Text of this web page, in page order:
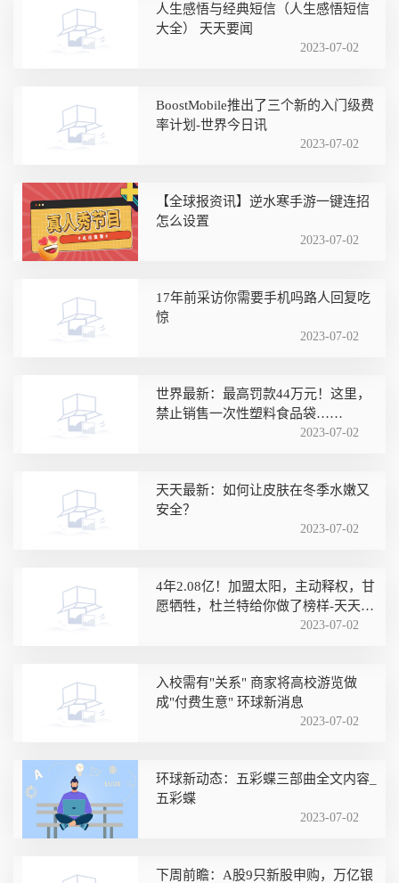
人生感悟与经典短信（人生感悟短信
大全） 天天要闻
2023-07-02
BoostMobile推出了三个新的入门级费
率计划-世界今日讯
2023-07-02
【全球报资讯】逆水寒手游一键连招
怎么设置
2023-07-02
17年前采访你需要手机吗路人回复吃
惊
2023-07-02
世界最新：最高罚款44万元！这里，
禁止销售一次性塑料食品袋……
2023-07-02
天天最新：如何让皮肤在冬季水嫩又
安全？
2023-07-02
4年2.08亿！加盟太阳，主动释权，甘
愿牺牲，杜兰特给你做了榜样-天天简
2023-07-02
入校需有"关系" 商家将高校游览做
成"付费生意" 环球新消息
2023-07-02
环球新动态：五彩蝶三部曲全文内容_
五彩蝶
2023-07-02
下周前瞻：A股9只新股申购，万亿银